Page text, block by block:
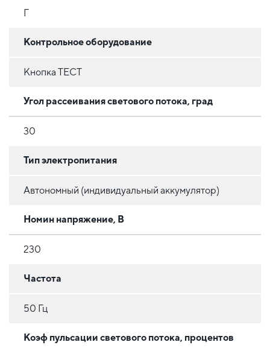
Г
Контрольное оборудование
Кнопка ТЕСТ
Угол рассеивания светового потока, град
30
Тип электропитания
Автономный (индивидуальный аккумулятор)
Номин напряжение, В
230
Частота
50 Гц
Коэф пульсации светового потока, процентов